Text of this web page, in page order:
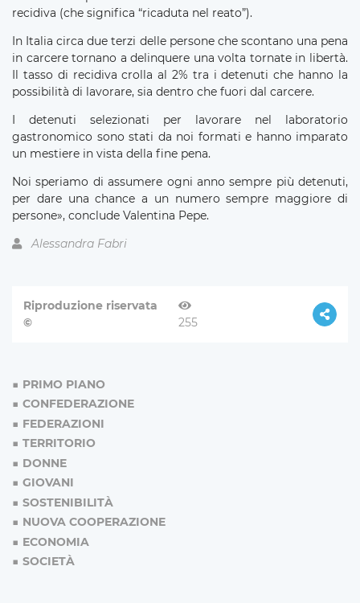
recidiva (che significa “ricaduta nel reato”).
In Italia circa due terzi delle persone che scontano una pena
in carcere tornano a delinquere una volta tornate in libertà.
Il tasso di recidiva crolla al 2% tra i detenuti che hanno la
possibilità di lavorare, sia dentro che fuori dal carcere.
I detenuti selezionati per lavorare nel laboratorio
gastronomico sono stati da noi formati e hanno imparato
un mestiere in vista della fine pena.
Noi speriamo di assumere ogni anno sempre più detenuti,
per dare una chance a un numero sempre maggiore di
persone», conclude Valentina Pepe.
Alessandra Fabri
Riproduzione riservata
©
255
PRIMO PIANO
CONFEDERAZIONE
FEDERAZIONI
TERRITORIO
DONNE
GIOVANI
SOSTENIBILITÀ
NUOVA COOPERAZIONE
ECONOMIA
SOCIETÀ